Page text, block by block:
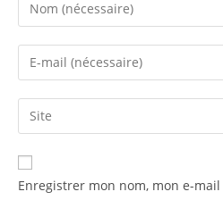
Enregistrer mon nom, mon e-